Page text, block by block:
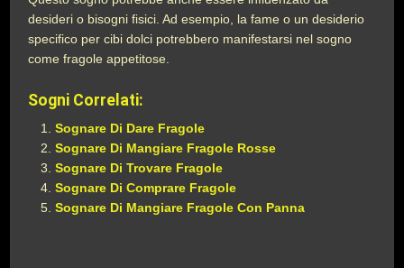
desideri o bisogni fisici. Ad esempio, la fame o un desiderio
specifico per cibi dolci potrebbero manifestarsi nel sogno
come fragole appetitose.
Sogni Correlati:
Sognare Di Dare Fragole
Sognare Di Mangiare Fragole Rosse
Sognare Di Trovare Fragole
Sognare Di Comprare Fragole
Sognare Di Mangiare Fragole Con Panna